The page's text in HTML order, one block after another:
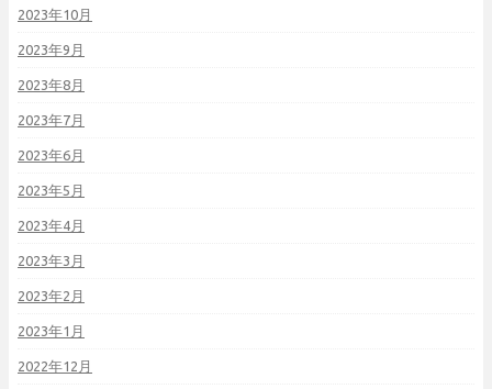
2023年10月
2023年9月
2023年8月
2023年7月
2023年6月
2023年5月
2023年4月
2023年3月
2023年2月
2023年1月
2022年12月